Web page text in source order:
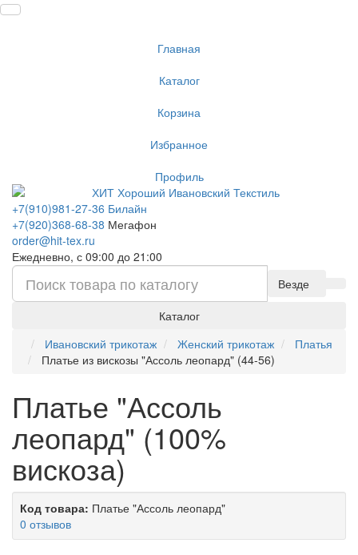
Главная
Каталог
Корзина
Избранное
Профиль
+7(910)981-27-36 Билайн
+7(920)368-68-38 Мегафон
order@hit-tex.ru
Ежедневно, с 09:00 до 21:00
Везде
Каталог
Ивановский трикотаж
Женский трикотаж
Платья
Платье из вискозы "Ассоль леопард" (44-56)
Платье "Ассоль
леопард" (100%
вискоза)
Код товара: Платье "Ассоль леопард"
0 отзывов